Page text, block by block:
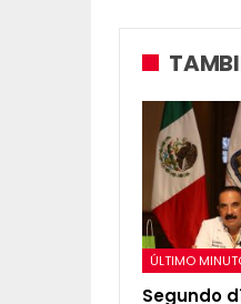
ÚLTIMO
Segundo